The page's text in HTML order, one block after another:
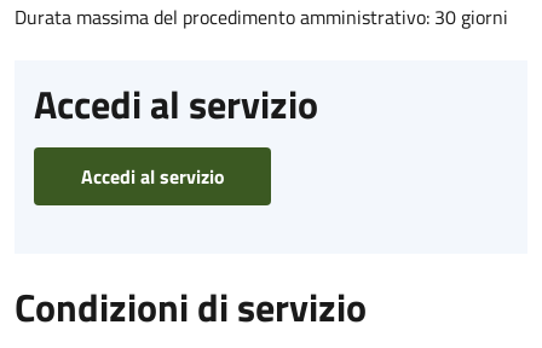
Durata massima del procedimento amministrativo: 30 giorni
Accedi al servizio
Accedi al servizio
Condizioni di servizio